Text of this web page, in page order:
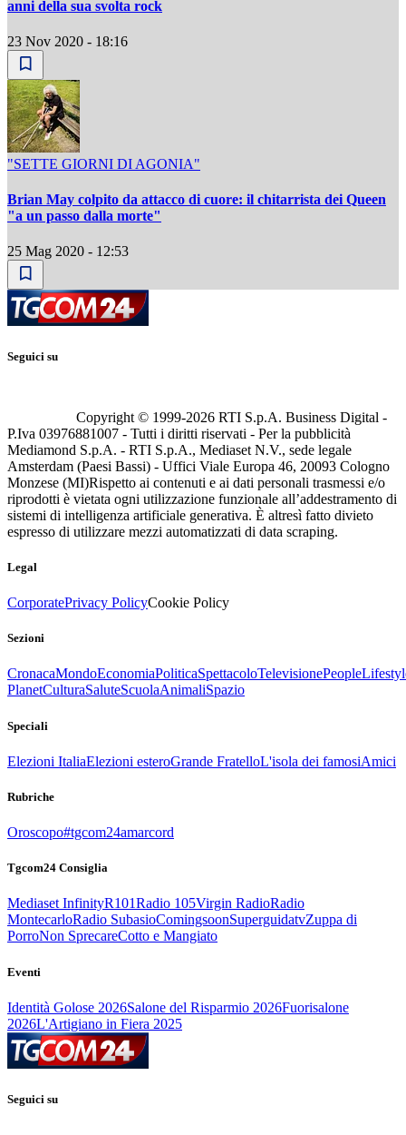
anni della sua svolta rock
23 Nov 2020 - 18:16
"SETTE GIORNI DI AGONIA"
Brian May colpito da attacco di cuore: il chitarrista dei Queen
"a un passo dalla morte"
25 Mag 2020 - 12:53
Seguici su
Copyright © 1999-2026 RTI S.p.A. Business Digital -
P.Iva 03976881007 - Tutti i diritti riservati - Per la pubblicità
Mediamond S.p.A. - RTI S.p.A., Mediaset N.V., sede legale
Amsterdam (Paesi Bassi) - Uffici Viale Europa 46, 20093 Cologno
Monzese (MI)Rispetto ai contenuti e ai dati personali trasmessi e/o
riprodotti è vietata ogni utilizzazione funzionale all’addestramento di
sistemi di intelligenza artificiale generativa. È altresì fatto divieto
espresso di utilizzare mezzi automatizzati di data scraping.
Legal
CorporatePrivacy PolicyCookie Policy
Sezioni
CronacaMondoEconomiaPoliticaSpettacoloTelevisionePeople
PlanetCulturaSaluteScuolaAnimaliSpazio
Speciali
Elezioni ItaliaElezioni esteroGrande FratelloL'isola dei famosiAmici
Rubriche
Oroscopo#tgcom24amarcord
Tgcom24 Consiglia
Mediaset InfinityR101Radio 105Virgin RadioRadio
MontecarloRadio SubasioComingsoonSuperguidatvZuppa di
PorroNon SprecareCotto e Mangiato
Eventi
Identità Golose 2026Salone del Risparmio 2026Fuorisalone
2026L'Artigiano in Fiera 2025
Seguici su